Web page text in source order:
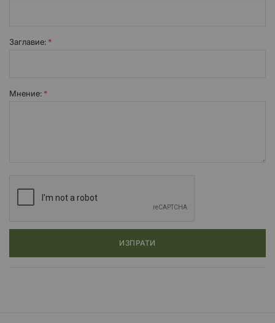
Заглавиe:
Мнение:
ИЗПРАТИ